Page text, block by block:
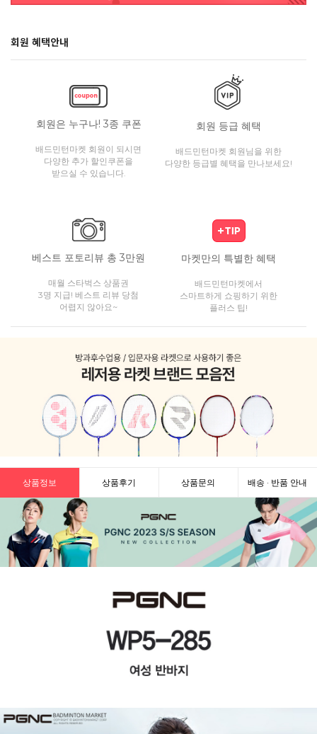
회원 혜택안내
회원은 누구나! 3종 쿠폰
배드민턴마켓 회원이 되시면
다양한 추가 할인쿠폰을
받으실 수 있습니다.
회원 등급 혜택
배드민턴마켓 회원님을 위한
다양한 등급별 혜택을 만나보세요!
베스트 포토리뷰 총 3만원
매월 스타벅스 상품권
3명 지급! 베스트 리뷰 당첨
어렵지 않아요~
마켓만의 특별한 혜택
배드민턴마켓에서
스마트하게 쇼핑하기 위한
플러스 팁!
상품정보 상품후기 상품문의 배송 · 반품 안내